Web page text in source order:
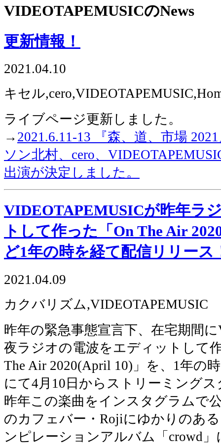
VIDEOTAPEMUSICのNews
更新情報！
2021.04.10
キセル
ライブページ更新しました。
→ 2021.6.11-13 『森、道、市場
ソン北村、cero、
出演が決定しました。
VIDEOTAPEMUSICが昨年ラ
トして作った「On The Air
ど1年の時を経て配信リリース
2021.04.09
カクバリズム,VIDEOTAPEMUSIC
昨年の緊急事態宣言下、在宅期間
夜ラジオの電波をエディットして
The Air 2020(April 10)」を、1年の
にて4月10日からストリーミング
昨年この楽曲をインスタグラムで
のカフェバー・Rojiにゆかりのあ
ンピレーションアルバム「crowd